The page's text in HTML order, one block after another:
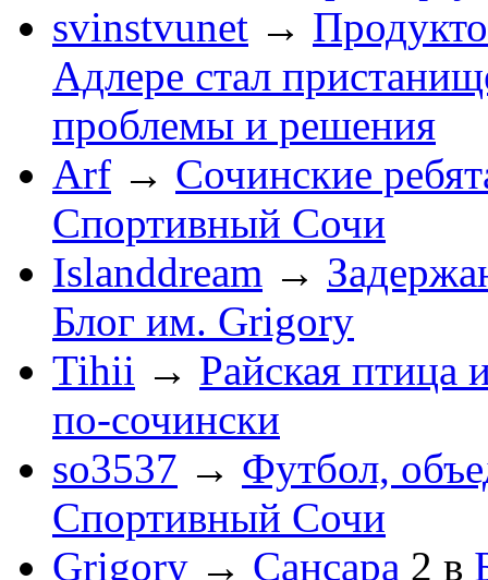
svinstvunet →
Адлере стал
проблемы и решения
Arf → Сочинские
Спортивный Сочи
Islanddream →
Блог им. Grigory
Tihii → Райская птица
по-cочински
so3537 → Футбол,
Спортивный Сочи
Grigory → Сансара 2 в